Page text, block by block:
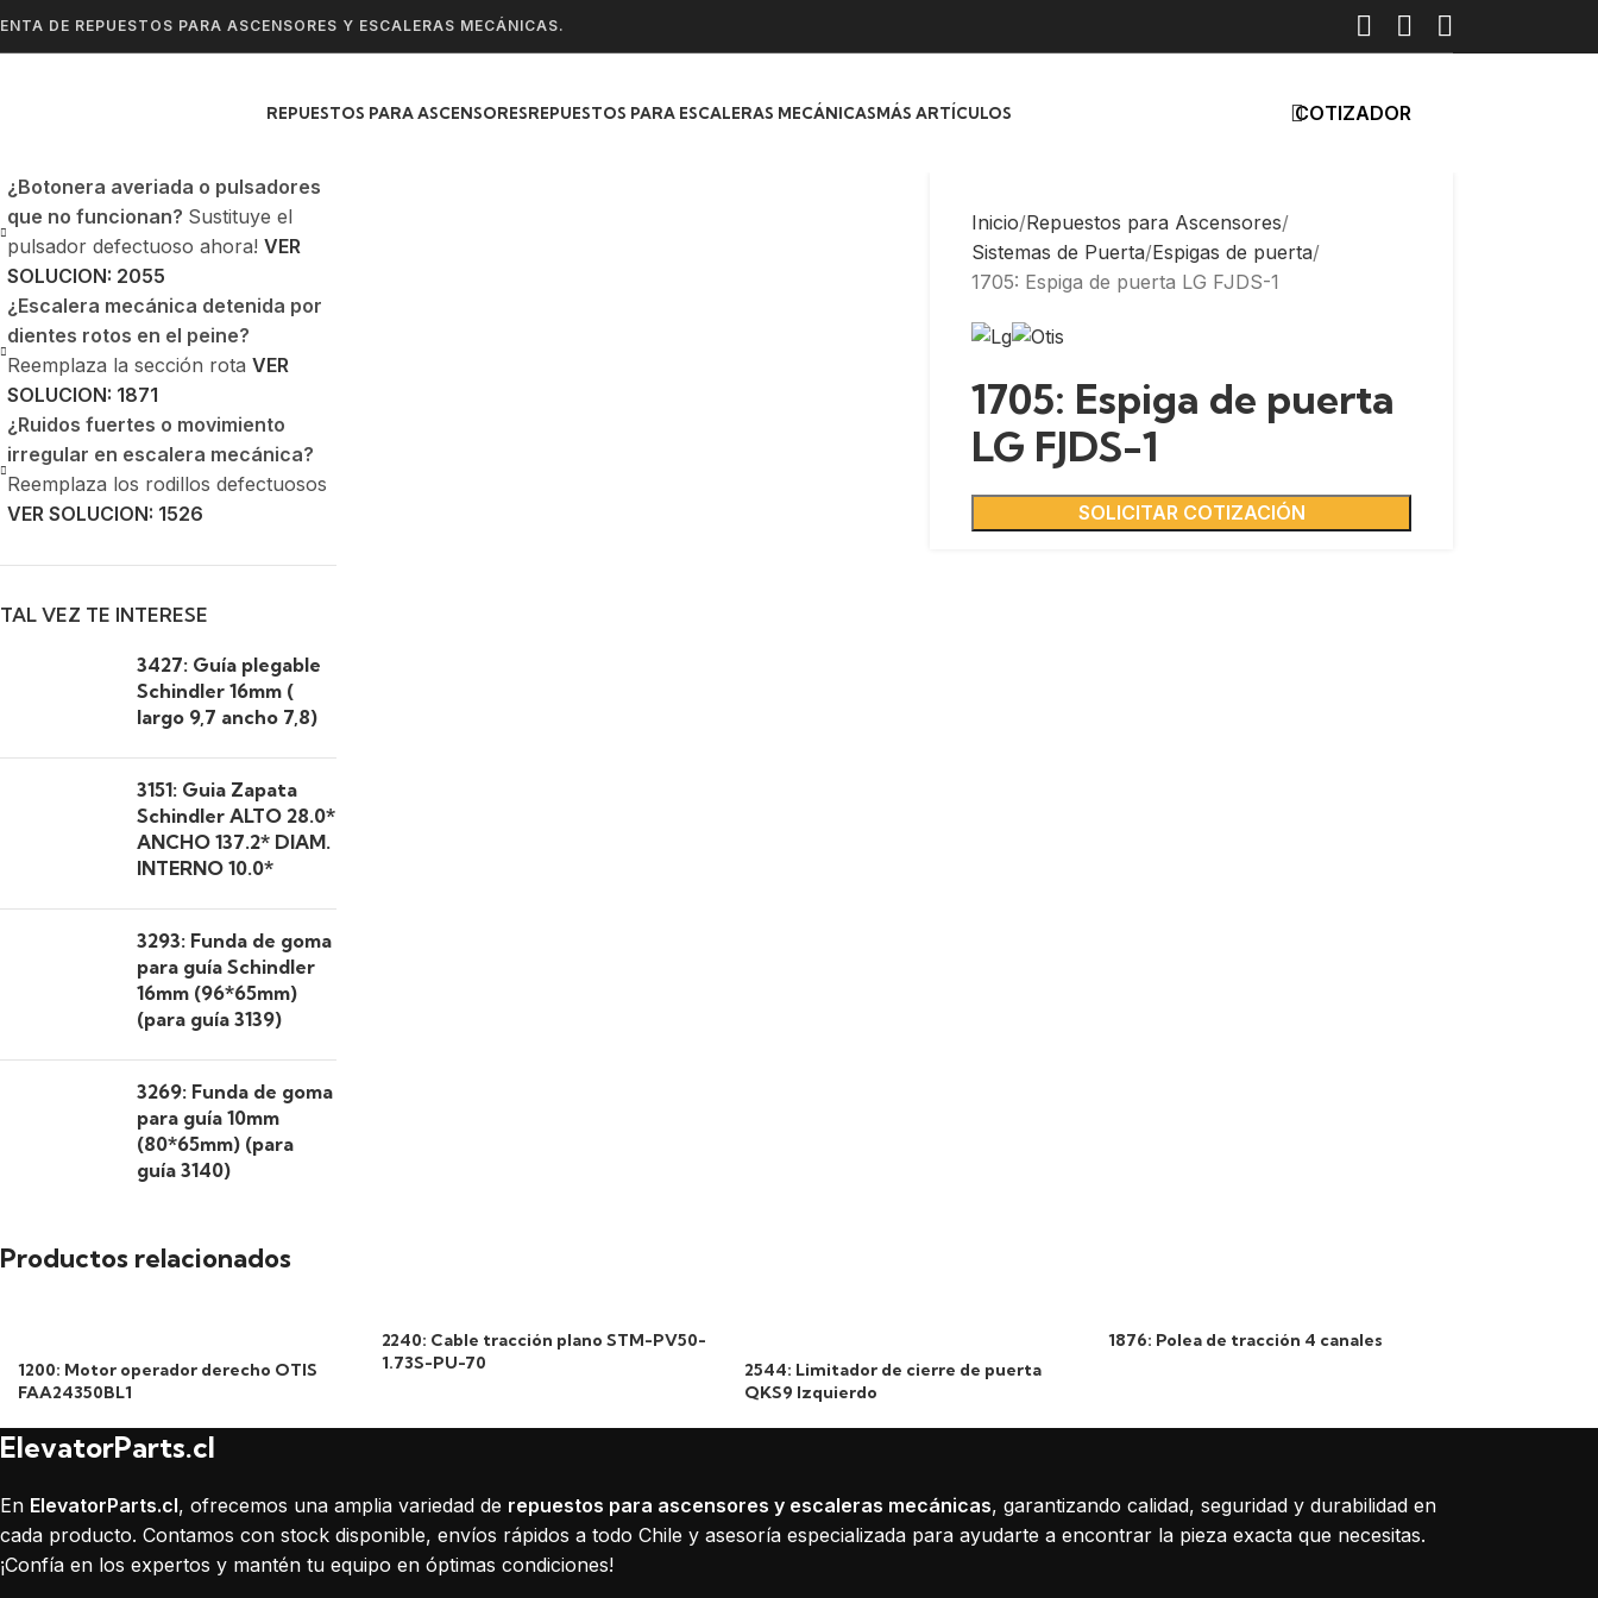
DE REPUESTOS PARA ASCENSORES Y ESCALERAS MECÁNICAS.
REPUESTOS PARA ASCENSORESREPUESTOS PARA ESCALERAS MECÁNICASMÁS ARTÍCULOS COTIZADOR
¿Botonera averiada o pulsadores
que no funcionan? Sustituye el
pulsador defectuoso ahora! VER
SOLUCION: 2055
¿Escalera mecánica detenida por
dientes rotos en el peine?
Reemplaza la sección rota VER
SOLUCION: 1871
¿Ruidos fuertes o movimiento
irregular en escalera mecánica?
Reemplaza los rodillos defectuosos
VER SOLUCION: 1526
TAL VEZ TE INTERESE
3427: Guía plegable
Schindler 16mm (
largo 9,7 ancho 7,8)
3151: Guia Zapata
Schindler ALTO 28.0*
ANCHO 137.2* DIAM.
INTERNO 10.0*
3293: Funda de goma
para guía Schindler
16mm (96*65mm)
(para guía 3139)
3269: Funda de goma
para guía 10mm
(80*65mm) (para
guía 3140)
Inicio Repuestos para Ascensores
Sistemas de Puerta Espigas de puerta
1705: Espiga de puerta LG FJDS-1
1705: Espiga de puerta
LG FJDS-1
SOLICITAR COTIZACIÓN
Productos relacionados
1200: Motor operador derecho OTIS
FAA24350BL1
2240: Cable tracción plano STM-PV50-
1.73S-PU-70
2544: Limitador de cierre de puerta
QKS9 Izquierdo
1876: Polea de tracción 4 canales
ElevatorParts.cl
En ElevatorParts.cl, ofrecemos una amplia variedad de repuestos para ascensores y escaleras mecánicas, garantizando calidad, seguridad y durabilidad en
cada producto. Contamos con stock disponible, envíos rápidos a todo Chile y asesoría especializada para ayudarte a encontrar la pieza exacta que necesitas.
¡Confía en los expertos y mantén tu equipo en óptimas condiciones!